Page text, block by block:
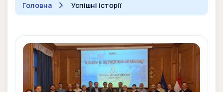
Головна Успішні історії